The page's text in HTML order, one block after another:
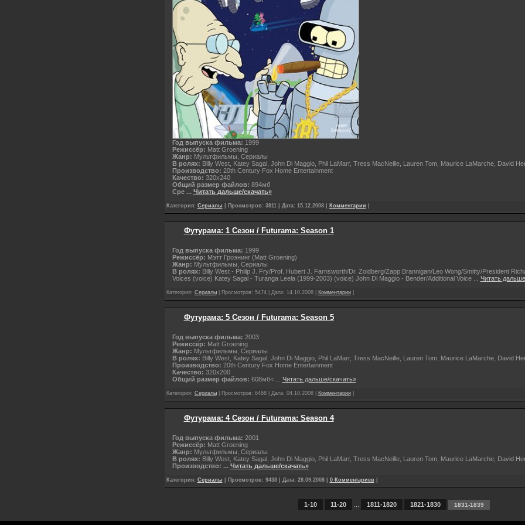
Год выпуска фильма: 1999
Режиссёр: Matt Groening
Жанр: Мультфильмы, Сериалы
В ролях: Billy West, Katey Sagal, John Di Maggio, Phil LaMarr, Tress MacNeille, Lauren Tom, Maurice LaMarche, David
Производство: 20th Century Fox Home Entertainment
Качество: 320х240
Общий размер файлов: 894мб
Сре ... Читать дальше/скачать»
Категория: Сериалы | Просмотров: 3811 | Дата: 15.12.2008| Комментарии
Футурама: 1 Сезон / Futurama: Season 1
Год выпуска фильма: 1999
Режиссёр: Мэтт Гроэнинг (Matt Groening)
Жанр: Мультфильмы, Сериалы
В ролях: Billy West - Philip J. Fry/Prof. Hubert J. Farnsworth/Dr. Zoidberg/Zapp Brannigan/Leo Wong/Smitty/President
Voices (voice) Katey Sagal - Turanga Leela (1999-2003) (voice) John Di Maggio - Bender/Additional Voice
Читать
Категория: Сериалы| Просмотров: 5474 | Дата: 14.10.2008| Комментарии|
Футурама: 5 Сезон / Futurama: Season 5
Год выпуска фильма: 2003
Режиссёр: Matt Groening
Жанр: Мультфильмы, Сериалы
В ролях: Billy West, Katey Sagal, John Di Maggio, Phil LaMarr, Tress MacNeille, Lauren Tom, Maurice LaMarche, David
Производство: 20th Century Fox Home Entertainment
Качество: 320х200
Общий размер файлов: 608мб< Читать дальше/скачать»
Категория: Сериалы| Просмотров: 6468 | Дата: 04.10.2008| Комментарии|
Футурама: 4 Сезон / Futurama: Season 4
Год выпуска фильма: 2001
Режиссёр: Matt Groening
Жанр: Мультфильмы, Сериалы
В ролях: Billy West, Katey Sagal, John Di Maggio, Phil LaMarr, Tress MacNeille, Lauren Tom, Maurice LaMarche, David
Производство: ... Читать дальше/скачать»
Категория: Сериалы | Просмотров: 9438 | Дата: 28.09.2008| 0 Комментариев
1-10 11-20 1811-1820 1821-1830 1831-1839